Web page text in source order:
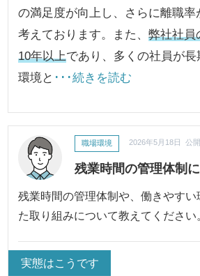
の満足度が向上し、さらに離職率
考えております。また、弊社社員
10年以上であり、多くの社員が
環境と ･･･続きを読む
残業時間の管理体制
職場環境 2026年5月18日 公開
残業時間の管理体制や、働きやす
た取り組みについて教えてください
実態はこうです